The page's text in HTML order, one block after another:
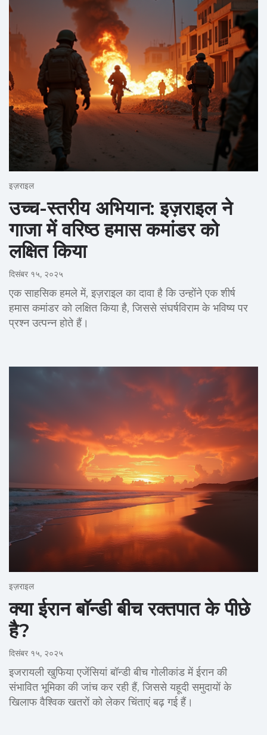
इज़राइल
उच्च-स्तरीय अभियान: इज़राइल ने
गाजा में वरिष्ठ हमास कमांडर को
लक्षित किया
दिसंबर १५, २०२५
एक साहसिक हमले में, इज़राइल का दावा है कि उन्होंने एक शीर्ष
हमास कमांडर को लक्षित किया है, जिससे संघर्षविराम के भविष्य पर
प्रश्न उत्पन्न होते हैं।
इज़राइल
क्या ईरान बॉन्डी बीच रक्तपात के पीछे
है?
दिसंबर १५, २०२५
इजरायली खुफिया एजेंसियां बॉन्डी बीच गोलीकांड में ईरान की
संभावित भूमिका की जांच कर रही हैं, जिससे यहूदी समुदायों के
खिलाफ वैश्विक खतरों को लेकर चिंताएं बढ़ गई हैं।